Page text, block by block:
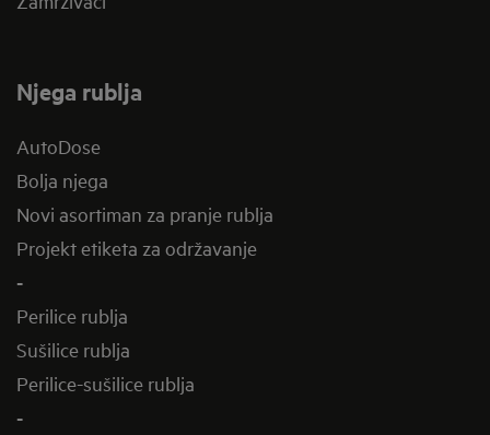
Njega rublja
AutoDose
Bolja njega
Novi asortiman za pranje rublja
Projekt etiketa za održavanje
-
Perilice rublja
Sušilice rublja
Perilice-sušilice rublja
-